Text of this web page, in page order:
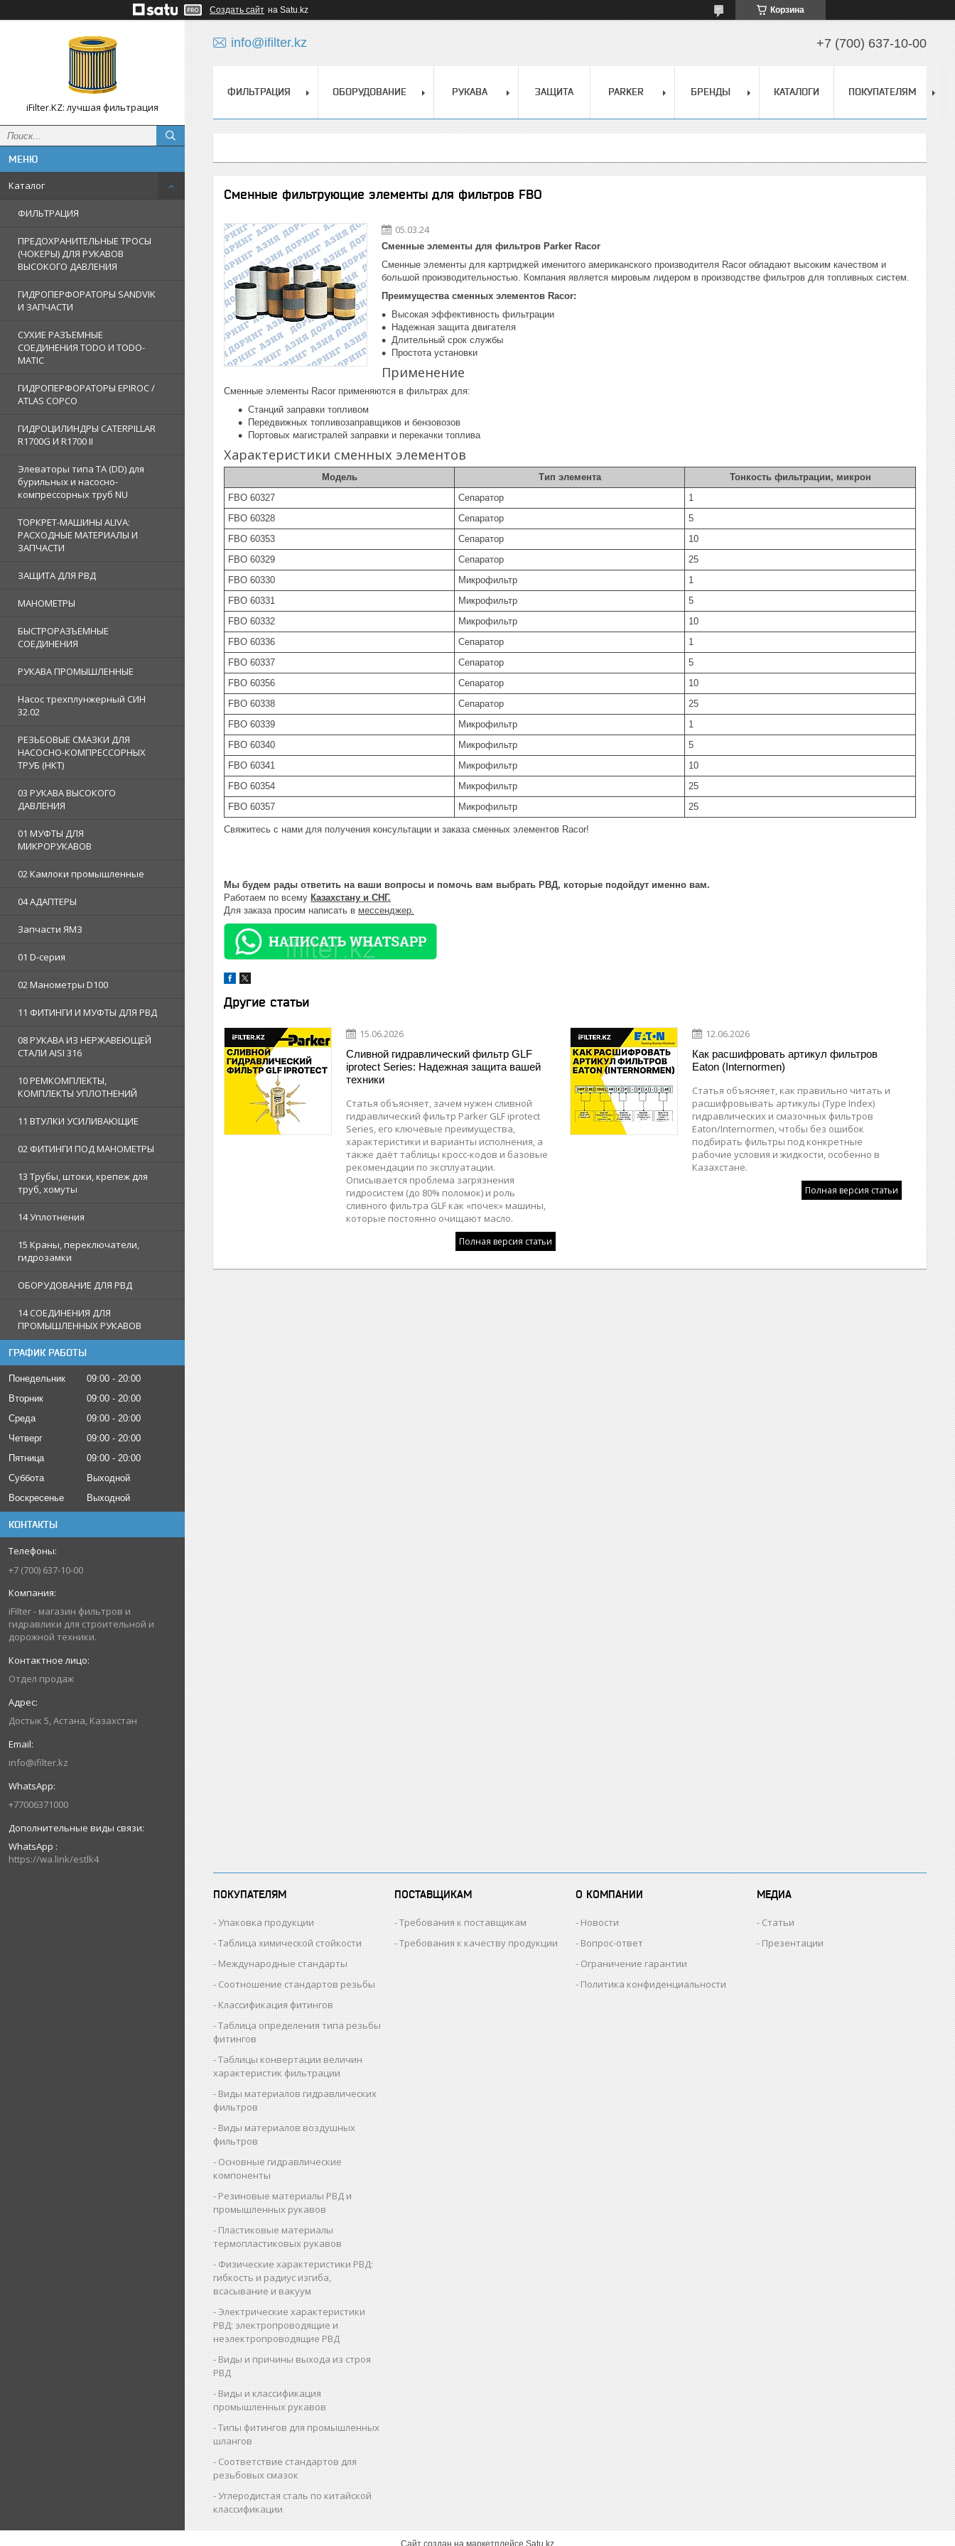
Создать сайт на Satu.kz Корзина
iFilter.KZ: лучшая фильтрация
Каталог
ФИЛЬТРАЦИЯ
ПРЕДОХРАНИТЕЛЬНЫЕ ТРОСЫ
(ЧОКЕРЫ) ДЛЯ РУКАВОВ
ВЫСОКОГО ДАВЛЕНИЯ
ГИДРОПЕРФОРАТОРЫ SANDVIK
И ЗАПЧАСТИ
СУХИЕ РАЗЪЕМНЫЕ
СОЕДИНЕНИЯ TODO И TODO-
MATIC
ГИДРОПЕРФОРАТОРЫ EPIROC /
ATLAS COPCO
ГИДРОЦИЛИНДРЫ CATERPILLAR
R1700G И R1700 II
Элеваторы типа TA (DD) для
бурильных и насосно-
компрессорных труб NU
ТОРКРЕТ-МАШИНЫ ALIVA:
РАСХОДНЫЕ МАТЕРИАЛЫ И
ЗАПЧАСТИ
ЗАЩИТА ДЛЯ РВД
МАНОМЕТРЫ
БЫСТРОРАЗЪЕМНЫЕ
СОЕДИНЕНИЯ
РУКАВА ПРОМЫШЛЕННЫЕ
Насос трехплунжерный СИН
32.02
РЕЗЬБОВЫЕ СМАЗКИ ДЛЯ
НАСОСНО-КОМПРЕССОРНЫХ
ТРУБ (НКТ)
03 РУКАВА ВЫСОКОГО
ДАВЛЕНИЯ
01 МУФТЫ ДЛЯ
МИКРОРУКАВОВ
02 Камлоки промышленные
04 АДАПТЕРЫ
Запчасти ЯМЗ
01 D-серия
02 Манометры D100
11 ФИТИНГИ И МУФТЫ ДЛЯ РВД
08 РУКАВА ИЗ НЕРЖАВЕЮЩЕЙ
СТАЛИ AISI 316
10 РЕМКОМПЛЕКТЫ,
КОМПЛЕКТЫ УПЛОТНЕНИЙ
11 ВТУЛКИ УСИЛИВАЮЩИЕ
02 ФИТИНГИ ПОД МАНОМЕТРЫ
13 Трубы, штоки, крепеж для
труб, хомуты
14 Уплотнения
15 Краны, переключатели,
гидрозамки
ОБОРУДОВАНИЕ ДЛЯ РВД
14 СОЕДИНЕНИЯ ДЛЯ
ПРОМЫШЛЕННЫХ РУКАВОВ
ГРАФИК РАБОТЫ
Понедельник 09:00
20:00
Вторник
09:00
20:00
Среда
09:00
20:00
Четверг
09:00
20:00
Пятница
09:00
20:00
Суббота
Выходной
Воскресенье
Выходной
КОНТАКТЫ
+7 (700) 637-10-00
iFilter - магазин фильтров и
гидравлики для строительной и
дорожной техники.
Отдел продаж
Достык 5, Астана, Казахстан
info@ifilter.kz
+77006371000
WhatsApp
https://wa.link/estlk4
info@ifilter.kz +7 (700) 637-10-00
ФИЛЬТРАЦИЯ ОБОРУДОВАНИЕ РУКАВА ЗАЩИТА PARKER БРЕНДЫ КАТАЛОГИ ПОКУПАТЕЛЯМ
Сменные фильтрующие элементы для фильтров FBO
05.03.24
Сменные элементы для фильтров Parker Racor
Сменные элементы для картриджей именитого американского производителя Racor обладают высоким качеством и
большой производительностью. Компания является мировым лидером в производстве фильтров для топливных систем.
Преимущества сменных элементов Racor:
Высокая эффективность фильтрации
Надежная защита двигателя
Длительный срок службы
Простота установки
Применение
Сменные элементы Racor применяются в фильтрах для:
Станций заправки топливом
Передвижных топливозаправщиков и бензовозов
Портовых магистралей заправки и перекачки топлива
Характеристики сменных элементов
Модель Тип элемента
Тонкость фильтрации, микрон
FBO 60327
Сепаратор
1
FBO 60328
Сепаратор
5
FBO 60353
Сепаратор
10
FBO 60329
Сепаратор
25
FBO 60330
Микрофильтр
1
FBO 60331
Микрофильтр
5
FBO 60332
Микрофильтр
10
FBO 60336
Сепаратор
1
FBO 60337
Сепаратор
5
FBO 60356
Сепаратор
10
FBO 60338
Сепаратор
25
FBO 60339
Микрофильтр
1
FBO 60340
Микрофильтр
5
FBO 60341
Микрофильтр
10
FBO 60354
Микрофильтр
25
FBO 60357
Микрофильтр 25
Свяжитесь с нами для получения консультации и заказа сменных элементов Racor!
Мы будем рады ответить на ваши вопросы и помочь вам выбрать РВД, которые подойдут именно вам.
Работаем по всему Казахстану и СНГ.
Для заказа просим написать в мессенджер.
Другие статьи
15.06.2026
Сливной гидравлический фильтр GLF
iprotect Series: Надежная защита вашей
техники
Статья объясняет, зачем нужен сливной
гидравлический фильтр Parker GLF iprotect
Series, его ключевые преимущества,
характеристики и варианты исполнения, а
также даёт таблицы кросс-кодов и базовые
рекомендации по эксплуатации.
Описывается проблема загрязнения
гидросистем (до 80% поломок) и роль
сливного фильтра GLF как «почек» машины,
которые постоянно очищают масло.
Полная версия статьи
12.06.2026
Как расшифровать артикул фильтров
Eaton (Internormen)
Статья объясняет, как правильно читать и
расшифровывать артикулы (Type Index)
гидравлических и смазочных фильтров
Eaton/Internormen, чтобы без ошибок
подбирать фильтры под конкретные
рабочие условия и жидкости, особенно в
Казахстане.
Полная версия статьи
ПОКУПАТЕЛЯМ
Упаковка продукции
Таблица химической стойкости
Международные стандарты
Соотношение стандартов резьбы
Классификация фитингов
Таблица определения типа резьбы
фитингов
Таблицы конвертации величин
характеристик фильтрации
Виды материалов гидравлических
фильтров
Виды материалов воздушных
фильтров
Основные гидравлические
компоненты
Резиновые материалы РВД и
промышленных рукавов
Пластиковые материалы
термопластиковых рукавов
Физические характеристики РВД:
гибкость и радиус изгиба,
всасывание и вакуум
Электрические характеристики
РВД: электропроводящие и
неэлектропроводящие РВД
Виды и причины выхода из строя
РВД
Виды и классификация
промышленных рукавов
Типы фитингов для промышленных
шлангов
Соответствие стандартов для
резьбовых смазок
Углеродистая сталь по китайской
классификации
ПОСТАВЩИКАМ
Требования к поставщикам
Требования к качеству продукции
О КОМПАНИИ
Новости
Вопрос-ответ
Ограничение гарантии
Политика конфиденциальности
МЕДИА
Статьи
Презентации
Сайт создан на маркетплейсе Satu.kz